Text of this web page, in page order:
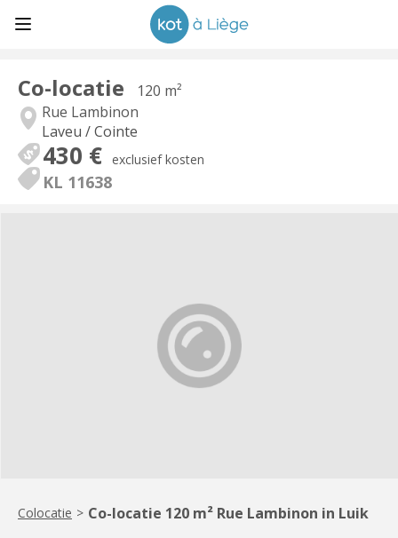
Co-locatie
120 m²
Rue Lambinon
Laveu / Cointe
430 € exclusief kosten
KL 11638
Colocatie > Co-locatie 120 m² Rue Lambinon in Luik